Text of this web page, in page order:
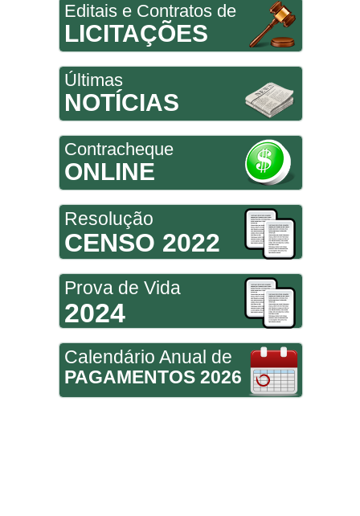
Editais e Contratos de
LICITAÇÕES
Últimas
NOTÍCIAS
Contracheque
ONLINE
Resolução
CENSO 2022
Prova de Vida
2024
Calendário Anual de
PAGAMENTOS 2026